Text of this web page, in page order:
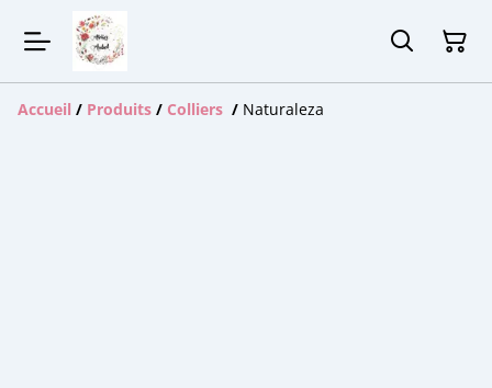
Accueil / Produits / Colliers / Naturaleza